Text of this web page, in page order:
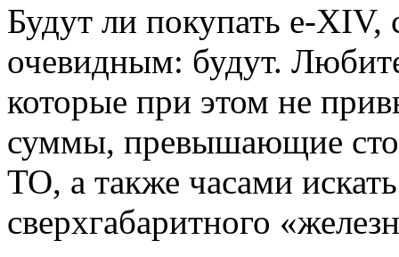
Будут ли покупать e-XIV,
очевидным: будут.
которые при этом не
суммы, превышающие
ТО, а также часами
сверхгабаритного